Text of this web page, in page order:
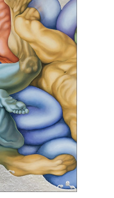
KOSZYKA
W
ORANŻADZIE
stopniu może
Klasyka
Premiera 26
zł
KOSZYKA